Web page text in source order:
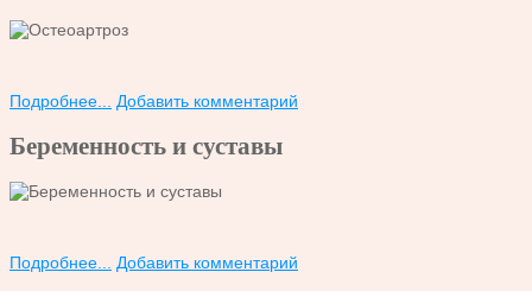
Подробнее... Добавить комментарий
Беременность и суставы
Подробнее... Добавить комментарий